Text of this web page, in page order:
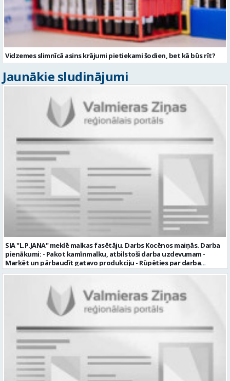
Vidzemes slimnīcā asins krājumi pietiekami šodien, bet kā būs rīt?
Jaunākie sludinājumi
SIA "L.P.JANA" meklē malkas fasētāju. Darbs Kocēnos maiņās. Darba
pienākumi: - Pakot kamīnmalku, atbilstoši darba uzdevumam -
Marķēt un pārbaudīt gatavo produkciju - Rūpēties par darba
kvalitāti un kārtību darba vietā Prasības kandidātiem: - Laba fiziskā
Uzņēmums piedāvā: - Atalgojumu EUR 1200 bruto (atkarīgs no
padarītā) - Vienmēr laikā izmaksātu algu - Profesionālus un
atbalstošus kolēģus Lūgums CV sūtīt uz e- pastu:
pasutijumi@lpjana.lv vai zvanīt pa tālruni: 28319289 Profesija:
SAIŅOŠANAS OPERATORS Algas izmaksas veids: Laika darba alga
Darba vietas adrese: LATVIJA, Gravas iela 2, Kocēni, Kocēnu pag.,
Valmieras nov. Slodze: Viena vesela slodze Darbības joma: Ražošana
Pieteikto vietu skaits: 2 Aktuāla līdz: 2027-09-07 Darba sākšanas
datums: 2026-08-17 Kontaktpersona: Davids Pavlovs